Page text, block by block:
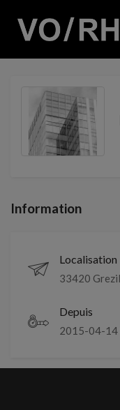
Information
Localisation
33420
Depuis
2015-04-14